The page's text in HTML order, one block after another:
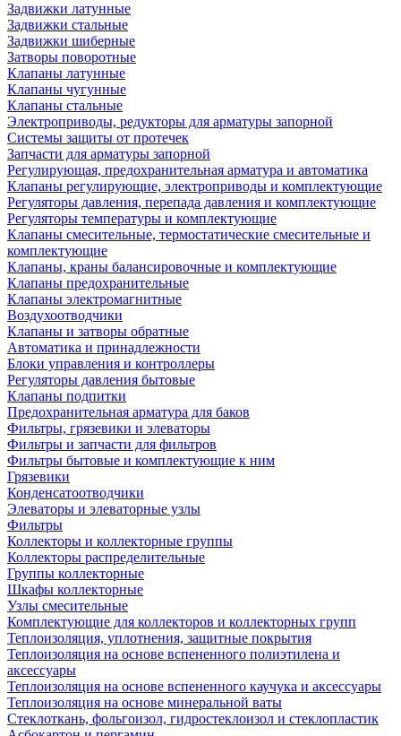
Задвижки латунные
Задвижки стальные
Задвижки шиберные
Затворы поворотные
Клапаны латунные
Клапаны чугунные
Клапаны стальные
Электроприводы, редукторы для арматуры запорной
Системы защиты от протечек
Запчасти для арматуры запорной
Регулирующая, предохранительная арматура и автоматика
Клапаны регулирующие, электроприводы и комплектующие
Регуляторы давления, перепада давления и комплектующие
Регуляторы температуры и комплектующие
Клапаны смесительные, термостатические смесительные и
комплектующие
Клапаны, краны балансировочные и комплектующие
Клапаны предохранительные
Клапаны электромагнитные
Воздухоотводчики
Клапаны и затворы обратные
Автоматика и принадлежности
Блоки управления и контроллеры
Регуляторы давления бытовые
Клапаны подпитки
Предохранительная арматура для баков
Фильтры, грязевики и элеваторы
Фильтры и запчасти для фильтров
Фильтры бытовые и комплектующие к ним
Грязевики
Конденсатоотводчики
Элеваторы и элеваторные узлы
Фильтры
Коллекторы и коллекторные группы
Коллекторы распределительные
Группы коллекторные
Шкафы коллекторные
Узлы смесительные
Комплектующие для коллекторов и коллекторных групп
Теплоизоляция, уплотнения, защитные покрытия
Теплоизоляция на основе вспененного полиэтилена и
аксессуары
Теплоизоляция на основе вспененного каучука и аксессуары
Теплоизоляция на основе минеральной ваты
Стеклоткань, фольгоизол, гидростеклоизол и стеклопластик